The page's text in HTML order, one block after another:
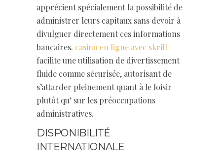
apprécient spécialement la possibilité de
administrer leurs capitaux sans devoir à
divulguer directement ces informations
bancaires. casino en ligne avec skrill
facilite une utilisation de divertissement
fluide comme sécurisée, autorisant de
s’attarder pleinement quant à le loisir
plutôt qu’ sur les préoccupations
administratives.
DISPONIBILITÉ
INTERNATIONALE